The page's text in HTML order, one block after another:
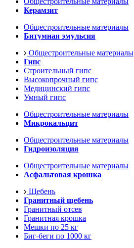
Керамзит
Общестроительные материалы
Битумная эмульсия
Общестроительные материалы
Гипс
Строительный гипс
Высокопрочный гипс
Медицинский гипс
Умный гипс
Общестроительные материалы
Микрокальцит
Общестроительные материалы
Гидроизоляция
Общестроительные материалы
Асфальтовая крошка
Щебень
Гранитный щебень
Гранитный отсев
Гранитная крошка
Мешки по 25 кг
Биг-беги по 1000 кг